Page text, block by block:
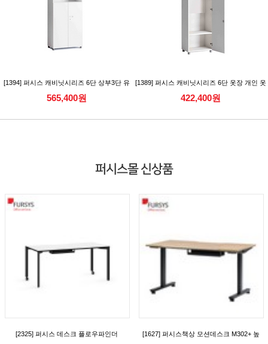
[1394] 퍼시스 캐비닛시리즈 6단 상부3단 유
[CAC386AGN_CAC386AGKN]
565,400원
[1389] 퍼시스 캐비닛시리즈 6단 옷장 개인 옷
422,400원
퍼시스몰 신상품
[2325] 퍼시스 데스크 플로우파인더
[1627] 퍼시스책상 모션데스크 M302+ 높